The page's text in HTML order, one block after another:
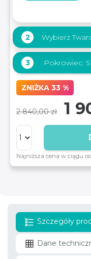
2 Wybierz
3 Pokrowiec:
ZNIŻKA 33 %
2 840,00 zł 1
Najniższa cena w ciągu
Szczegóły
Dane